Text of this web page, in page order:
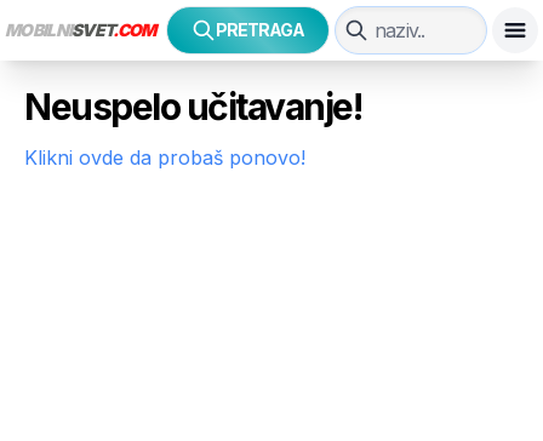
MOBILNISVET.COM PRETRAGA
Neuspelo učitavanje!
Klikni ovde da probaš ponovo!